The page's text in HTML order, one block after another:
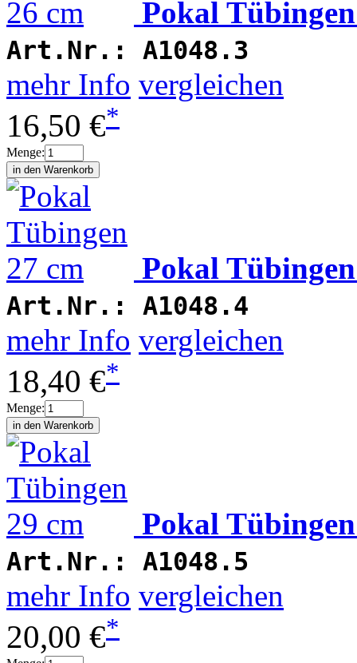
Pokal
Art.Nr.: A1048.3
mehr Info vergleichen
16,50 €*
Menge:
Pokal
Art.Nr.: A1048.4
mehr Info vergleichen
18,40 €*
Menge:
Pokal
Art.Nr.: A1048.5
mehr Info vergleichen
20,00 €*